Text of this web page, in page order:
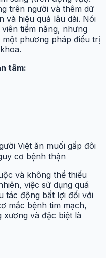
trên người và thêm dữ
và hiệu quả lâu dài. Nói
tiềm năng, nhưng
phương pháp điều trị
tâm:
Việt ăn muối gấp đôi
cơ bệnh thận
và không thể thiếu
việc sử dụng quá
tác động bất lợi đối với
mắc bệnh tim mạch,
xương và đặc biệt là